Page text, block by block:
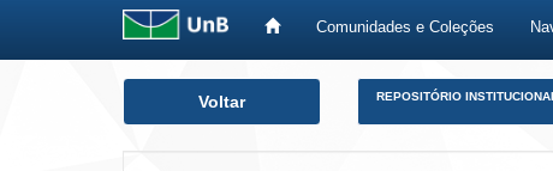
Comunidades e Coleções
Voltar REPOSITÓRIO